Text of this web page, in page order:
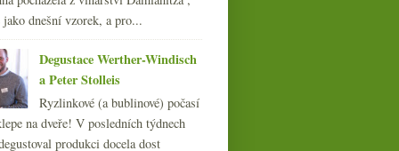
Domaine Rolet z Jury a
vína nová i historická
(252)
(249)
(249)
(270)
(108)
jako dnešní vzorek, a pro...
Degustace Werther-Windisch
a Peter Stolleis
Ryzlinkové (a bublinové) počasí
na dveře! V posledních týdnech
produkci docela dost